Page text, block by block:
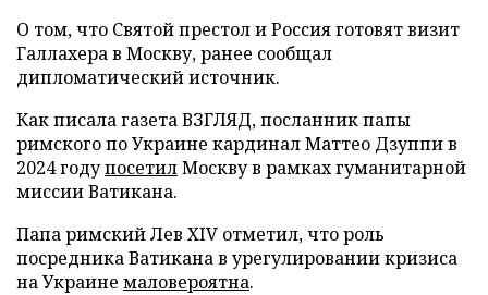
О том, что Святой престол и Россия готовят визит
Галлахера в Москву, ранее сообщал
дипломатический источник.
Как писала газета ВЗГЛЯД, посланник папы
римского по Украине кардинал Маттео Дзуппи в
2024 годупосетилМоскву в рамках гуманитарной
миссии Ватикана.
Папа римский Лев XIV отметил, что роль
посредника Ватикана в урегулировании кризиса
на Украине маловероятна.